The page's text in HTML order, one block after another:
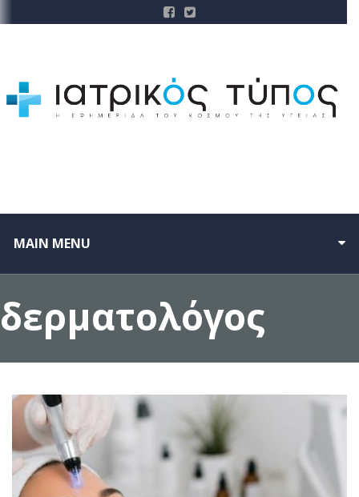
MAIN MENU
δερματολόγος